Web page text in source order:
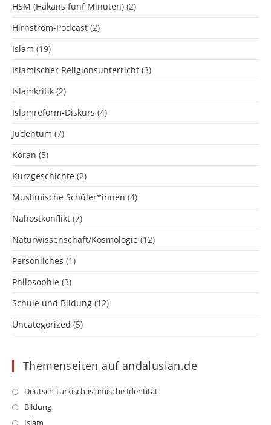
H5M (Hakans fünf Minuten) (2)
Hirnstrom-Podcast (2)
Islam (19)
Islamischer Religionsunterricht (3)
Islamkritik (2)
Islamreform-Diskurs (4)
Judentum (7)
Koran (5)
Kurzgeschichte (2)
Muslimische Schüler*innen (4)
Nahostkonflikt (7)
Naturwissenschaft/Kosmologie (12)
Persönliches (1)
Philosophie (3)
Schule und Bildung (12)
Uncategorized (5)
Themenseiten auf andalusian.de
Deutsch-türkisch-islamische IdentitätOpens
BildungOpens
Islam